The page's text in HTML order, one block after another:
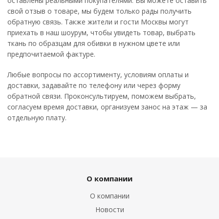
свой отзыв о товаре, мы будем только рады получить
обратную связь. Также жители и гости Москвы могут
приехать в наш шоурум, чтобы увидеть товар, выбрать
ткань по образцам для обивки в нужном цвете или
предпочитаемой фактуре.
Любые вопросы по ассортименту, условиям оплаты и
доставки, задавайте по телефону или через форму
обратной связи. Проконсультируем, поможем выбрать,
согласуем время доставки, организуем занос на этаж — за
отдельную плату.
О компании
О компании
Новости